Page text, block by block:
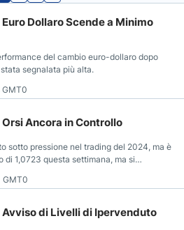
Dollaro Scende a Minimo
del cambio euro-dollaro dopo
segnalata più alta.
GMT0
Ancora in Controllo
sotto pressione nel trading del 2024, ma è
1,0723 questa settimana, ma si
GMT0
Avviso di Livelli di Ipervenduto